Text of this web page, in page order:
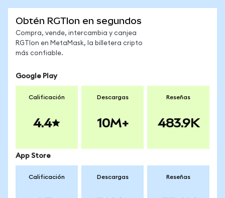
Obtén RGTIon en segundos
Compra, vende, intercambia y canjea
RGTIon en MetaMask, la billetera cripto
más confiable.
Google Play
Calificación
4.4
Descargas
10M+
Reseñas
483.9K
App Store
Calificación Descargas Reseñas